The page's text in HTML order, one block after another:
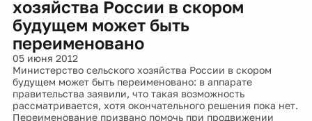
хозяйства России в скором
будущем может быть
переименовано
05 июня 2012
Министерство сельского хозяйства России в скором
будущем может быть переименовано: в аппарате
правительства заявили, что такая возможность
рассматривается, хотя окончательного решения пока нет.
Переименование призвано помочь при продвижении